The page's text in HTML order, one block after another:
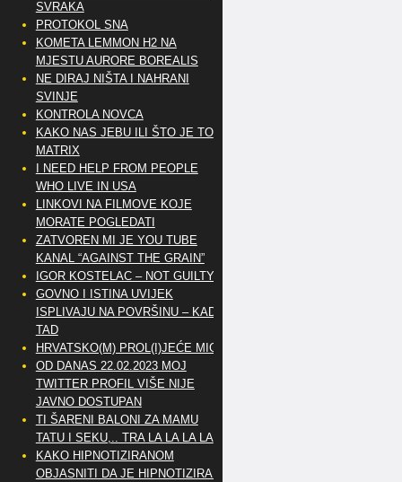
SVRAKA
PROTOKOL SNA
KOMETA LEMMON H2 NA
MJESTU AURORE BOREALIS
NE DIRAJ NIŠTA I NAHRANI
SVINJE
KONTROLA NOVCA
KAKO NAS JEBU ILI ŠTO JE TO
MATRIX
I NEED HELP FROM PEOPLE
WHO LIVE IN USA
LINKOVI NA FILMOVE KOJE
MORATE POGLEDATI
ZATVOREN MI JE YOU TUBE
KANAL “AGAINST THE GRAIN”
IGOR KOSTELAC – NOT GUILTY
GOVNO I ISTINA UVIJEK
ISPLIVAJU NA POVRŠINU – KAD
TAD
HRVATSKO(M) PROL(I)JEĆE MIG
OD DANAS 22.02.2023 MOJ
TWITTER PROFIL VIŠE NIJE
JAVNO DOSTUPAN
TI ŠARENI BALONI ZA MAMU
TATU I SEKU,.. TRA LA LA LA LA
KAKO HIPNOTIZIRANOM
OBJASNITI DA JE HIPNOTIZIRAN